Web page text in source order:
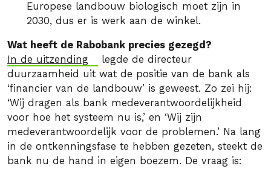
Europese landbouw biologisch moet zijn in
2030, dus er is werk aan de winkel.
Wat heeft de Rabobank precies gezegd?
In de uitzending
legde de directeur
duurzaamheid uit wat de positie van de bank als
‘financier van de landbouw’ is geweest. Zo zei hij:
‘Wij dragen als bank medeverantwoordelijkheid
voor hoe het systeem nu is,’ en ‘Wij zijn
medeverantwoordelijk voor de problemen.’ Na lang
in de ontkenningsfase te hebben gezeten, steekt de
bank nu de hand in eigen boezem. De vraag is: